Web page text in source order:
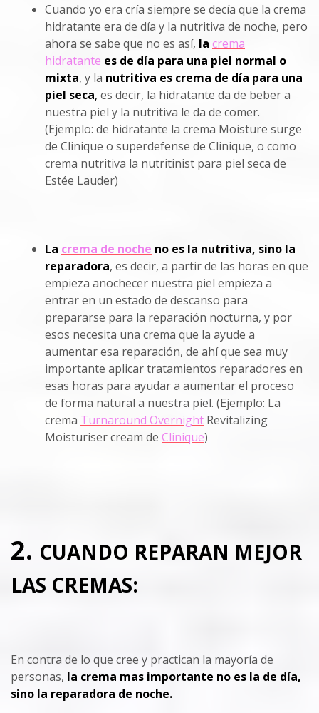
Cuando yo era cría siempre se decía que la crema
hidratante era de día y la nutritiva de noche, pero
ahora se sabe que no es así, la crema
hidratante es de día para una piel normal o
mixta, y la nutritiva es crema de día para una
piel seca, es decir, la hidratante da de beber a
nuestra piel y la nutritiva le da de comer.
(Ejemplo: de hidratante la crema Moisture surge
de Clinique o superdefense de Clinique, o como
crema nutritiva la nutritinist para piel seca de
Estée Lauder)
La crema de noche no es la nutritiva, sino la
reparadora, es decir, a partir de las horas en que
empieza anochecer nuestra piel empieza a
entrar en un estado de descanso para
prepararse para la reparación nocturna, y por
esos necesita una crema que la ayude a
aumentar esa reparación, de ahí que sea muy
importante aplicar tratamientos reparadores en
esas horas para ayudar a aumentar el proceso
de forma natural a nuestra piel. (Ejemplo: La
crema Turnaround Overnight Revitalizing
Moisturiser cream de Clinique)
2. CUANDO REPARAN MEJOR
LAS CREMAS:
En contra de lo que cree y practican la mayoría de
personas, la crema mas importante no es la de día,
sino la reparadora de noche.